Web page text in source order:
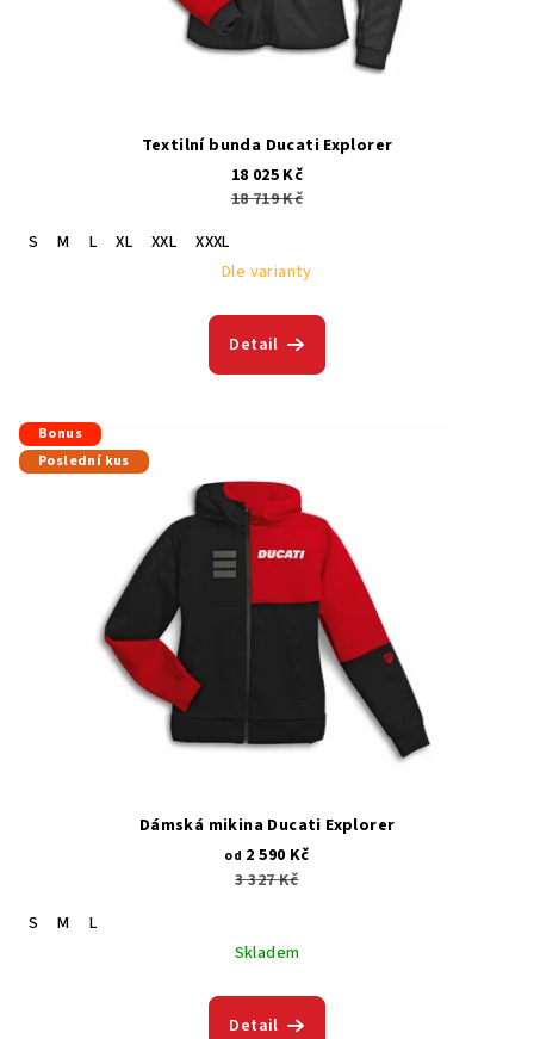
Textilní bunda Ducati Explorer
18 025 Kč
18 719 Kč
S
M L XL XXL
XXXL
Dle varianty
Detail
Bonus
Poslední kus
Dámská mikina Ducati Explorer
od 2 590 Kč
3 327 Kč
S
M
L
Skladem
Detail